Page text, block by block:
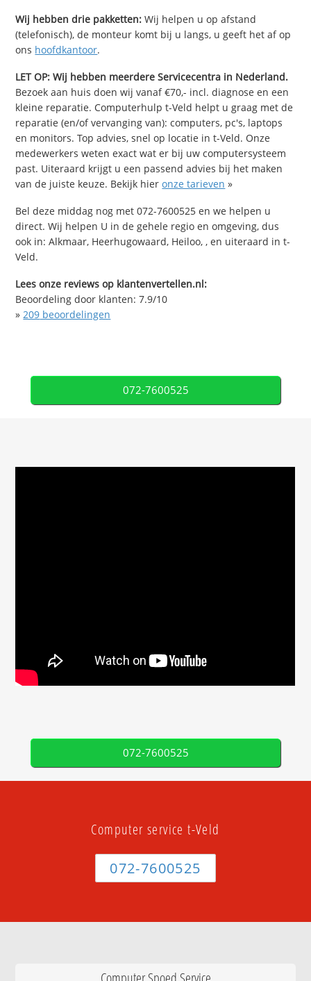
Wij hebben drie pakketten: Wij helpen u op afstand
(telefonisch), de monteur komt bij u langs, u geeft het af op
ons hoofdkantoor.
LET OP: Wij hebben meerdere Servicecentra in Nederland.
Bezoek aan huis doen wij vanaf €70,- incl. diagnose en een
kleine reparatie. Computerhulp t-Veld helpt u graag met de
reparatie (en/of vervanging van): computers, pc's, laptops
en monitors. Top advies, snel op locatie in t-Veld. Onze
medewerkers weten exact wat er bij uw computersysteem
past. Uiteraard krijgt u een passend advies bij het maken
van de juiste keuze. Bekijk hieronze tarieven »
Bel deze middag nog met 072-7600525 en we helpen u
direct. Wij helpen U in de gehele regio en omgeving, dus
ook in: Alkmaar, Heerhugowaard, Heiloo, , en uiteraard in t-
Veld.
Lees onze reviews op klantenvertellen.nl:
Beoordeling door klanten:7.9/10
» 209 beoordelingen
072-7600525
072-7600525
Computer service t-Veld
072-7600525